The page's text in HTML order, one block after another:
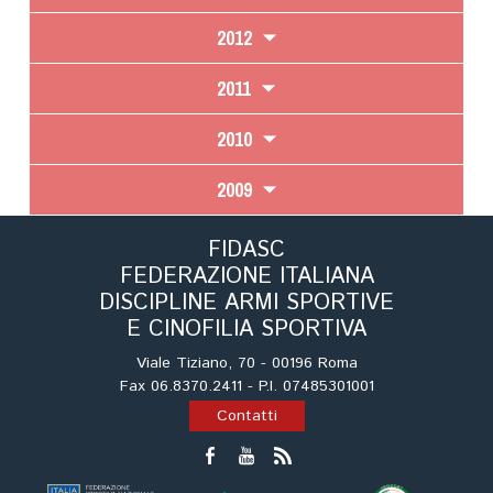
2012
2011
2010
2009
FIDASC
FEDERAZIONE ITALIANA
DISCIPLINE ARMI SPORTIVE
E CINOFILIA SPORTIVA
Viale Tiziano, 70 - 00196 Roma
Fax 06.8370.2411 - P.I. 07485301001
Contatti
Dog Triathlon
Hoopers
Mantrailing
Nosework
Obedience
Retriever Sport
Ricerca Tartufo
Sheepdog
Sport acquatici
Treibball
Ipo Delta
Freestyle
Protezione civile Sportiva